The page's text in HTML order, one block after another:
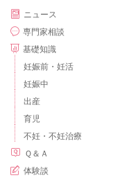
ニュース
専門家相談
基礎知識
妊娠前・妊活
妊娠中
出産
育児
不妊・不妊治療
Ｑ＆Ａ
体験談